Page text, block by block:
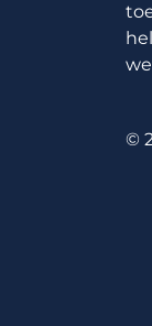
©